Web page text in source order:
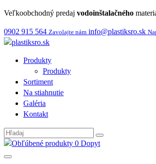
Veľkoobchodný predaj vodoinštalačného
0902 915 564 Zavolajte nám info@plastiksro.sk
Produkty
Produkty
Sortiment
Na stiahnutie
Galéria
Kontakt
0 Dopyt